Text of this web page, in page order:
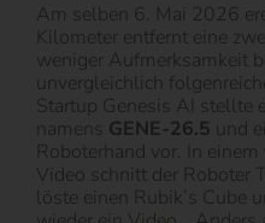
Am selben 6. Mai 2026
Kilometer entfernt eine
weniger Aufmerksamkeit
unvergleichlich
Startup Genesis AI stellte
namens GENE-26.5 und
Roboterhand vor. In einem
Video schnitt der Roboter
löste einen Rubik’s Cube